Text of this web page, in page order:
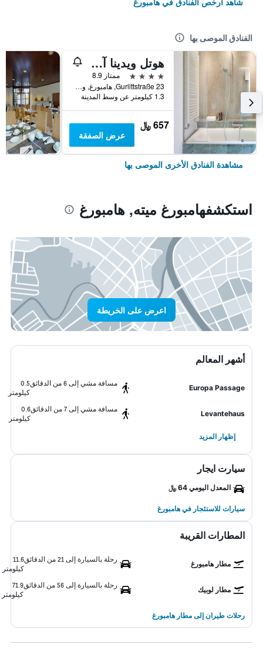
الفنادق الموصى بها
هوتل ويدينا آن دير ألستر
4 نجوم
ممتاز 8.9
Gurlittstraße 23, هامبورغ, ولاية هامبورغ, ألمانيا
1.3 كيلومتر عن وسط المدينة
657 ﷼
عرض الصفقة
مشاهدة الفنادق الأخرى الموصى بها
استكشفهامبورغ ميته, هامبورغ
اعرض على الخريطة
أشهر المعالم
Europa Passage
مسافة مشي إلى 6 من الدقائق
0.5
كيلومتر
Levantehaus
مسافة مشي إلى 7 من الدقائق
0.6
كيلومتر
إظهار المزيد
سيارت ايجار
المعدل اليومي 64 ﷼
سيارات للاستئجار في هامبورغ
المطارات القريبة
مطار هامبورغ
رحلة بالسيارة إلى 21 من الدقائق
11.6
كيلومتر
مطار لوبيك
رحلة بالسيارة إلى 56 من الدقائق
71.9
كيلومتر
رحلات طيران إلى مطار هامبورغ